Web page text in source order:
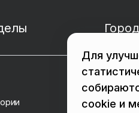
в
Для
cookie и